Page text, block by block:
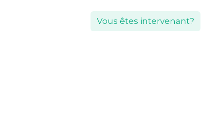
Vous êtes intervenant?